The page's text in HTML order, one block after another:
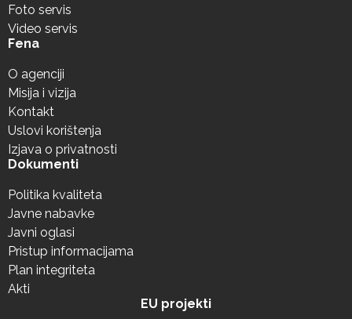
Foto servis
Video servis
Fena
O agenciji
Misija i vizija
Kontakt
Uslovi korištenja
Izjava o privatnosti
Dokumenti
Politika kvaliteta
Javne nabavke
Javni oglasi
Pristup informacijama
Plan integriteta
Akti
EU projekti